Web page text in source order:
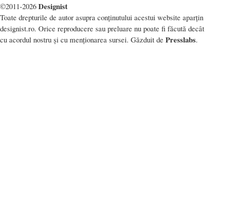
©2011-2026 Designist
Toate drepturile de autor asupra conținutului acestui website aparțin
designist.ro. Orice reproducere sau preluare nu poate fi făcută decât
cu acordul nostru și cu menționarea sursei. Găzduit de Presslabs.